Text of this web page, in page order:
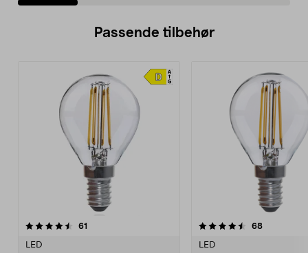
Passende tilbehør
61
LED
4.5av 5 stjerner 68
LED
4.5av 5 stjerner